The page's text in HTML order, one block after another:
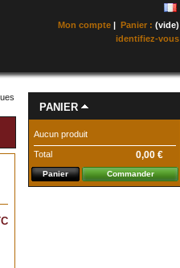
Mon compte | Panier : (vide)
identifiez-vous
PANIER
Aucun produit
Total 0,00 €
Panier Commander